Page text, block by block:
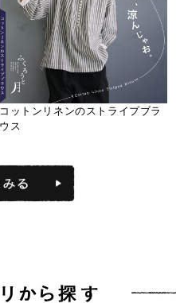
コットンリネンのストライプブラ
ウス